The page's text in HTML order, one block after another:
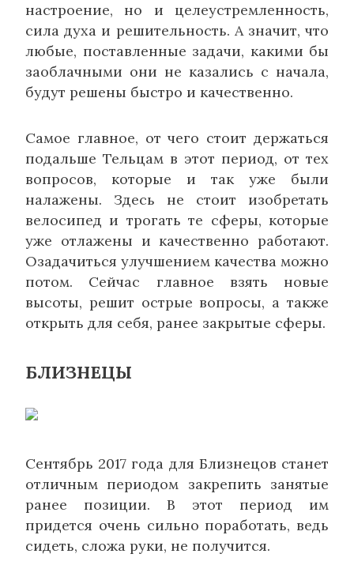
настроение, но и целеустремленность,
сила духа и решительность. А значит, что
любые, поставленные задачи, какими бы
заоблачными они не казались с начала,
будут решены быстро и качественно.
Самое главное, от чего стоит держаться
подальше Тельцам в этот период, от тех
вопросов, которые и так уже были
налажены. Здесь не стоит изобретать
велосипед и трогать те сферы, которые
уже отлажены и качественно работают.
Озадачиться улучшением качества можно
потом. Сейчас главное взять новые
высоты, решит острые вопросы, а также
открыть для себя, ранее закрытые сферы.
БЛИЗНЕЦЫ
Сентябрь 2017 года для Близнецов станет
отличным периодом закрепить занятые
ранее позиции. В этот период им
придется очень сильно поработать, ведь
сидеть, сложа руки, не получится.